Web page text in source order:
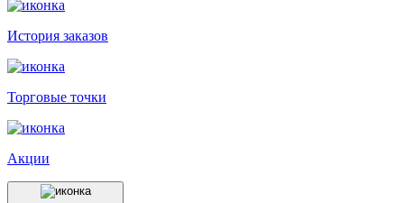
История заказов
Торговые точки
Акции